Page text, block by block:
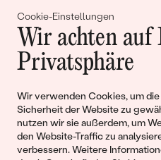
Cookie-Einstellungen
Wir achten auf
Privatsphäre
Wir verwenden Cookies, um
Sicherheit der Website zu
nutzen wir sie außerdem, um
den Website-Traffic zu
verbessern. Weitere
Gemeinsam
Geschichten von
Liebe
Begleiten Sie uns!